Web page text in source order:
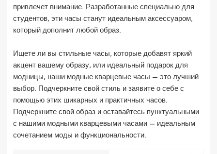
привлечет внимание. Разработанные специально для
студентов, эти часы станут идеальным аксессуаром,
который дополнит любой образ.
Ищете ли вы стильные часы, которые добавят яркий
акцент вашему образу, или идеальный подарок для
модницы, наши модные кварцевые часы — это лучший
выбор. Подчеркните свой стиль и заявите о себе с
помощью этих шикарных и практичных часов.
Подчеркните свой образ и оставайтесь пунктуальными
с нашими модными кварцевыми часами — идеальным
сочетанием моды и функциональности.